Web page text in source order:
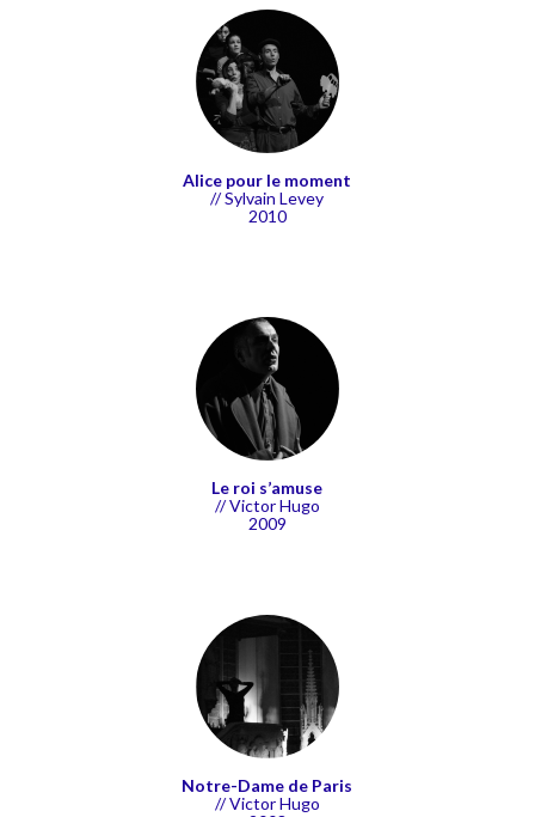
Alice pour le moment
// Sylvain Levey
2010
Le roi s’amuse
// Victor Hugo
2009
Notre-Dame de Paris
// Victor Hugo